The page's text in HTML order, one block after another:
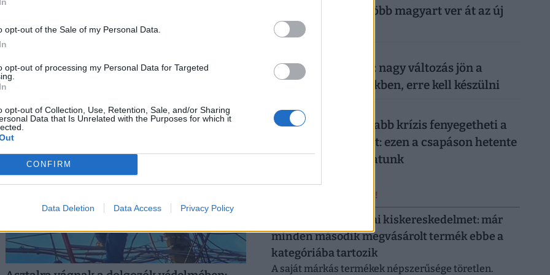
opt-out of the Sale of my Personal Data.
opt-out of processing my Personal Data for Targeted
opt-out of Collection, Use, Retention, Sale, and/or Sharing
Data that Is Unrelated with the Purposes for which it
CONFIRM
Data Deletion Data Access Privacy Policy
Készül a válságforgatókönyv a magyar
dolgozókat, ha elhúzódik a hőség
Hogyan érdemes szervezni a munkavégzést
hőségriadóban? Otthon, ahol mindenki külön hűti a
lakását, vagy egy korszerű, energiahatékony
irodaházban, ahol a hűtés központilag működik.
nyaralását: egyre több magyart ver át az új
digitális trend
Döntött a kormány: nagy változás jön a
háziorvosi rendelőkben, erre kell készülni
2026. augusztus 7.
Hiába a jó hírek, újabb krízis fenyegetheti a
magyar gazdaságot: ezen a csapáson hetente
milliárdokat bukhatunk
ERRŐL NE MARADJ LE!
Letarolták az európai kiskereskedelmet: már
minden második megvásárolt termék ebbe a
kategóriába tartozik
A saját márkás termékek népszerűsége töretlen.